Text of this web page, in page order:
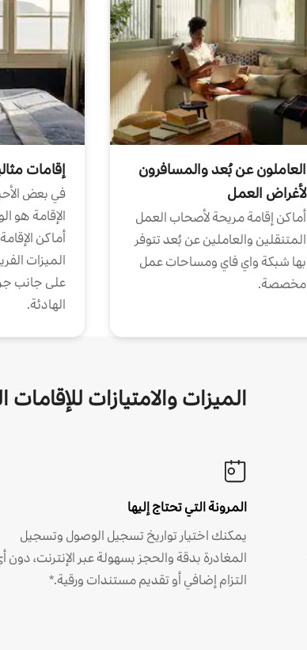
العاملون عن بُعد والمسافرون
لأغراض العمل
أماكن إقامة مريحة لأصحاب العمل
المتنقلين والعاملين عن بُعد تتوفر
بها شبكة واي فاي ومساحات عمل
مخصصة.
إقامات
في بعض
الإقامة هو
أماكن
الميزات
على جانب
الهادئة.
الميزات والامتيازات للإقامات
المرونة التي تحتاج إليها
يمكنك اختيار تواريخ تسجيل الوصول وتسجيل
المغادرة بدقة والحجز بسهولة عبر الإنترنت، دون
التزام إضافي أو تقديم مستندات ورقية.*